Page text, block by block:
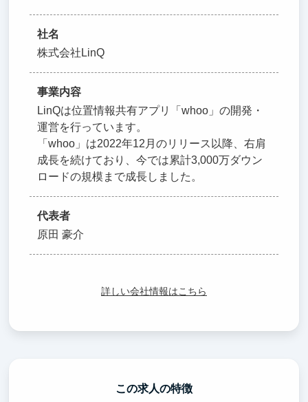
社名
株式会社LinQ
事業内容
LinQは位置情報共有アプリ「whoo」の開発・
運営を行っています。
「whoo」は2022年12月のリリース以降、右肩
成長を続けており、今では累計3,000万ダウン
ロードの規模まで成長しました。
代表者
原田 豪介
詳しい会社情報はこちら
この求人の特徴